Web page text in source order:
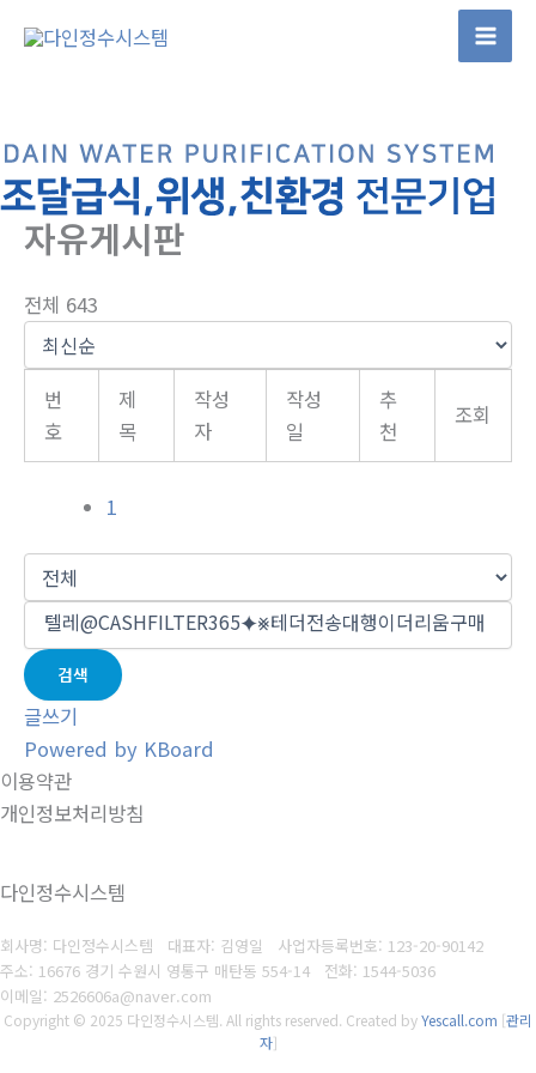
건
너
뛰
Main
자유게시판
전체 643
번
호
제
목
작성
자
작성
일
추
천
조회
1
검색
글쓰기
Powered by KBoard
이용약관
개인정보처리방침
다인정수시스템
회사명: 다인정수시스템 대표자: 김영일 사업자등록번호: 123-20-90142
주소: 16676 경기 수원시 영통구 매탄동 554-14 전화: 1544-5036
이메일: 2526606a@naver.com
Copyright © 2025 다인정수시스템. All rights reserved. Created byYescall.com [관리
자]